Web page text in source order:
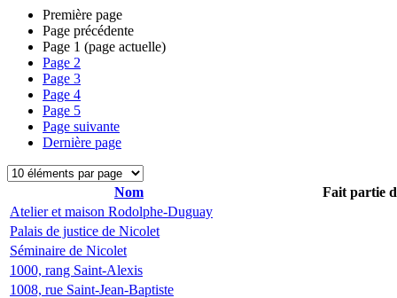
Première page
Page précédente
Page 1 (page actuelle)
Page 2
Page 3
Page 4
Page 5
Page suivante
Dernière page
Nom
Fait partie
Atelier et maison Rodolphe-Duguay
Palais de justice de Nicolet
Séminaire de Nicolet
1000, rang Saint-Alexis
1008, rue Saint-Jean-Baptiste